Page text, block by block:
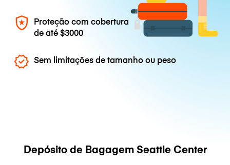
Proteção com cobertura
de até$3000
Sem limitações de tamanho ou peso
Depósito de Bagagem Seattle Center